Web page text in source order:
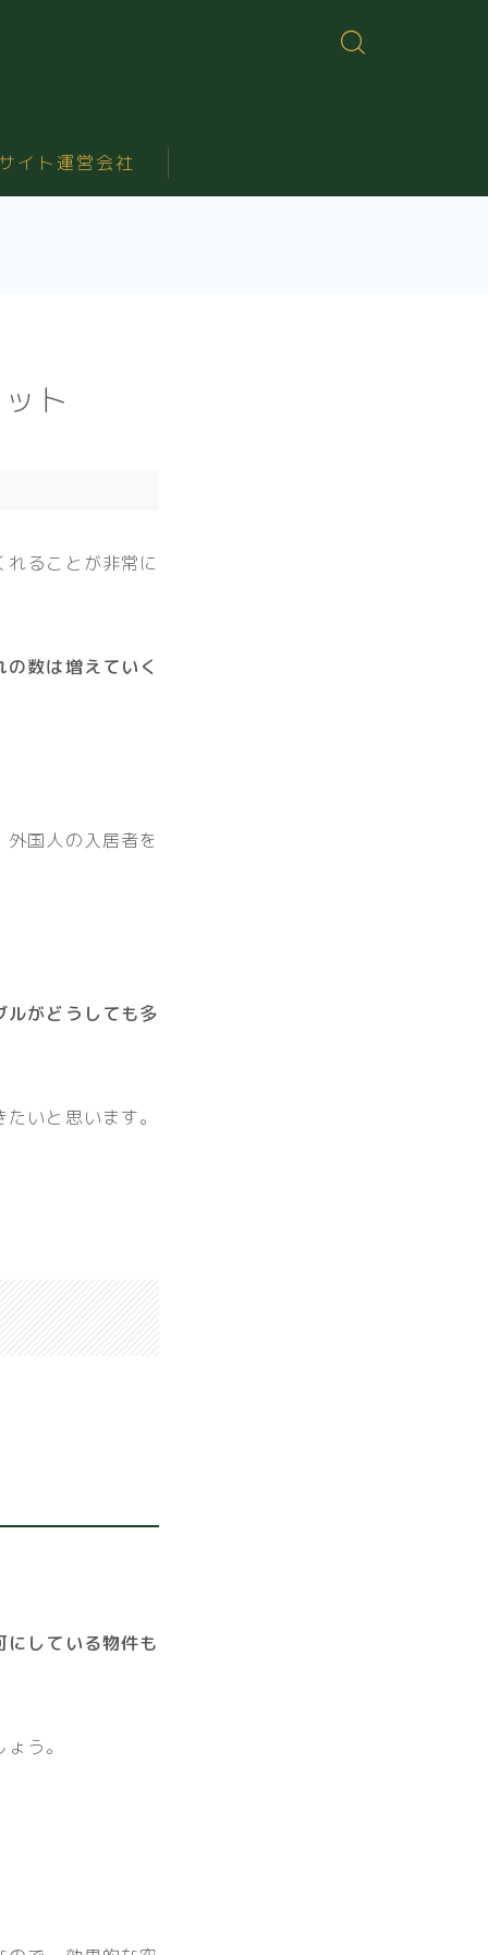
サイト運営会社
ト
ることが非常に
数は増えていく
国人の入居者を
ルがどうしても多
いと思います。
にしている物件も
う。